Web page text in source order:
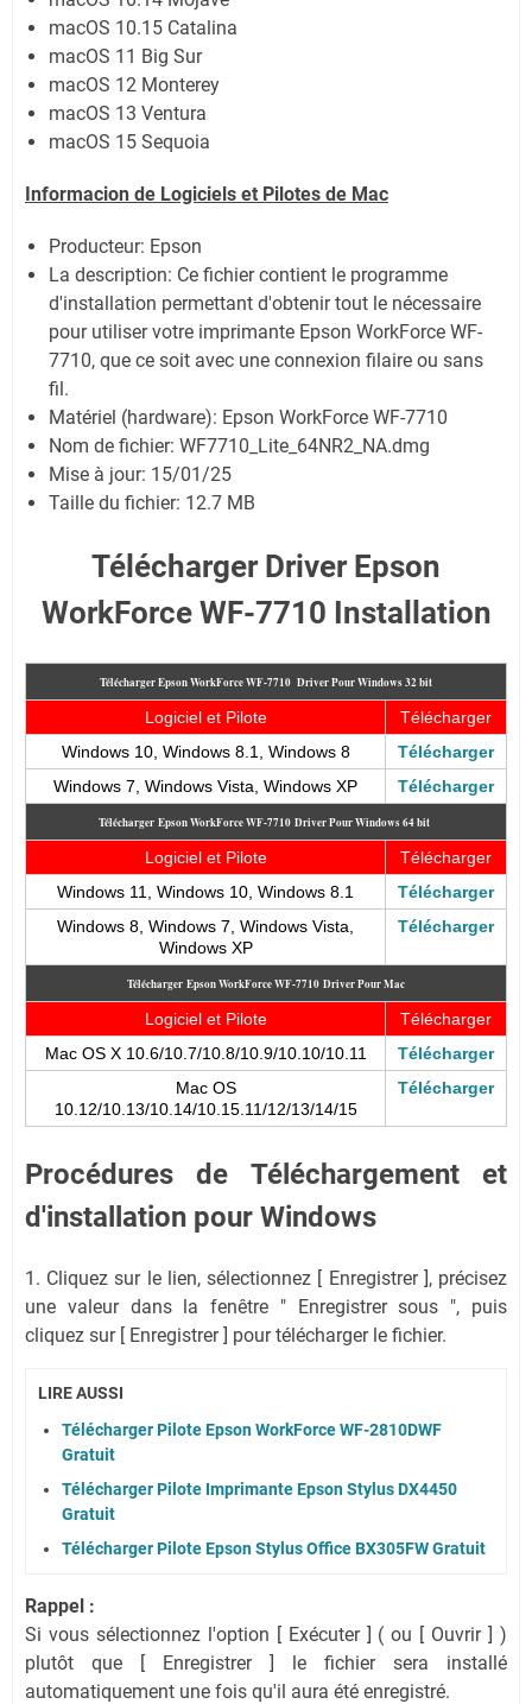
macOS 10.15 Catalina
macOS 11 Big Sur
macOS 12 Monterey
macOS 13 Ventura
macOS 15 Sequoia
Informacion de Logiciels et Pilotes de Mac
Producteur: Epson
La description: Ce fichier contient le programme
d'installation permettant d'obtenir tout le nécessaire
pour utiliser votre imprimante Epson WorkForce WF-
7710, que ce soit avec une connexion filaire ou sans
fil.
Matériel (hardware): Epson WorkForce WF-7710
Nom de fichier: WF7710_Lite_64NR2_NA.dmg
Mise à jour: 15/01/25
Taille du fichier: 12.7 MB
Télécharger Driver Epson
WorkForce WF-7710 Installation
Télécharger Epson WorkForce WF-7710 Driver Pour Windows 32 bit
Logiciel et Pilote
Télécharger
Windows 10, Windows 8.1, Windows 8
Télécharger
Windows 7 , Windows Vista, Windows XP Télécharger
Télécharger Epson WorkForce WF-7710 Driver Pour Windows 64 bit
Logiciel et Pilote
Télécharger
Windows 11, Windows 10, Windows 8.1
Télécharger
Windows 8, Windows 7 , Windows Vista,
Windows XP
Télécharger
Télécharger Epson WorkForce WF-7710 Driver Pour Mac
Logiciel et Pilote
Télécharger
Mac OS X 10.6/10.7/10.8/10.9/10.10/10.11
Télécharger
Mac OS
10.12/10.13/10.14/10.15.11/12/13/14/15
Télécharger
Procédures de Téléchargement et
d'installation pour Windows
1. Cliquez sur le lien, sélectionnez [ Enregistrer ], précisez
une valeur dans la fenêtre " Enregistrer sous ", puis
cliquez sur [ Enregistrer ] pour télécharger le fichier.
LIRE AUSSI
Télécharger Pilote Epson WorkForce WF-2810DWF
Gratuit
Télécharger Pilote Imprimante Epson Stylus DX4450
Gratuit
Télécharger Pilote Epson Stylus Office BX305FW Gratuit
Rappel :
Si vous sélectionnez l'option [ Exécuter ] ( ou [ Ouvrir ] )
plutôt que [ Enregistrer ] le fichier sera installé
automatiquement une fois qu'il aura été enregistré.